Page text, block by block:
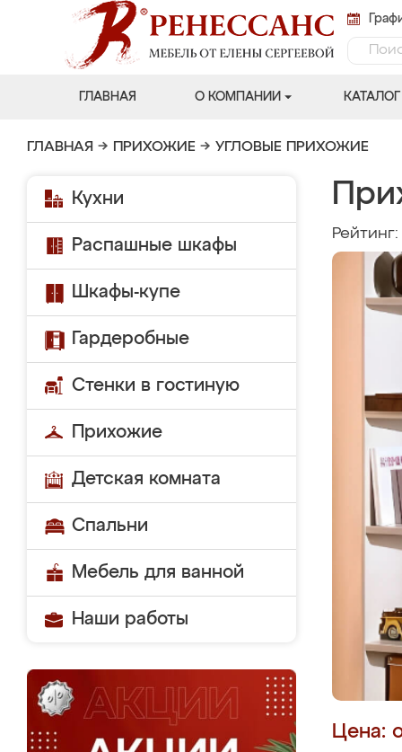
ГЛАВНАЯ О КОМПАНИИ КАТАЛОГ
ГЛАВНАЯ → ПРИХОЖИЕ → УГЛОВЫЕ ПРИХОЖИЕ
Кухни
Распашные шкафы
Шкафы-купе
Гардеробные
Стенки в гостиную
Прихожие
Детская комната
Спальни
Мебель для ванной
Наши работы
Рейтинг:
Цена: